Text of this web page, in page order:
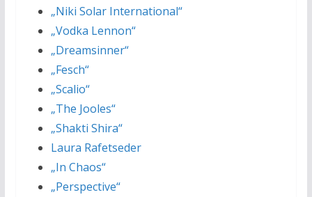
„Niki Solar International“
„Vodka Lennon“
„Dreamsinner“
„Fesch“
„Scalio“
„The Jooles“
„Shakti Shira“
Laura Rafetseder
„In Chaos“
„Perspective“